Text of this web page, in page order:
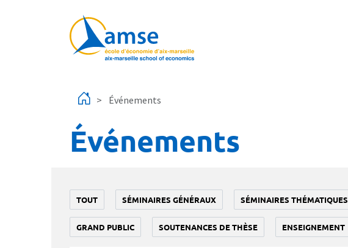
Événements
Événements
TOUT SÉMINAIRES GÉNÉRAUX SÉMINAIRES THÉMATIQUES
GRAND PUBLIC SOUTENANCES DE THÈSE ENSEIGNEMENT